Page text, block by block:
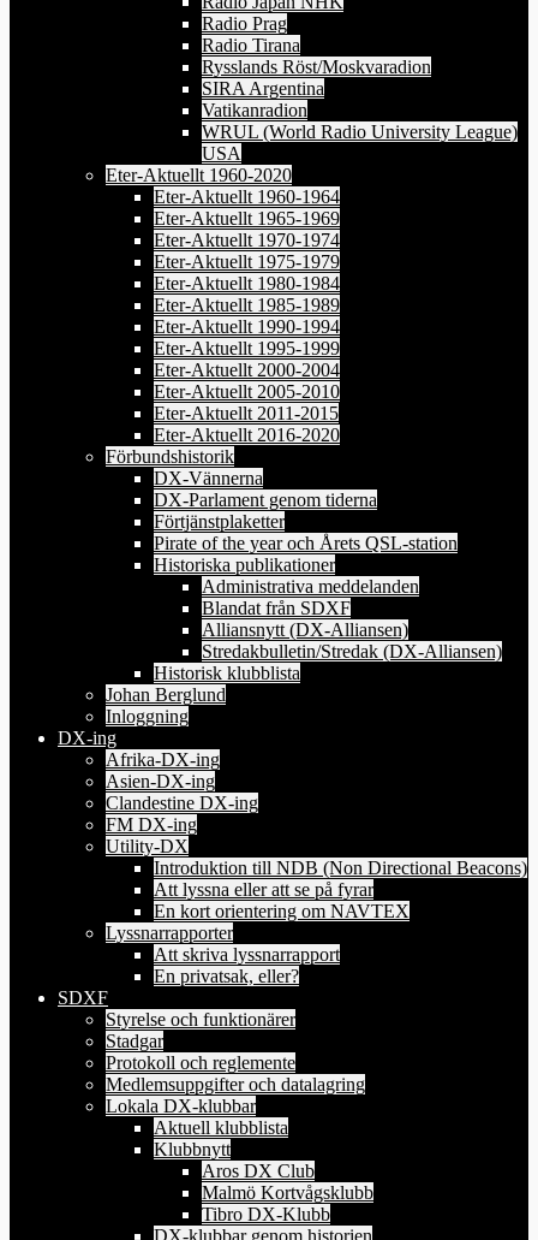
Radio Prag
Radio Tirana
Rysslands Röst/Moskvaradion
SIRA Argentina
Vatikanradion
WRUL (World Radio University League)
USA
Eter-Aktuellt 1960-2020
Eter-Aktuellt 1960-1964
Eter-Aktuellt 1965-1969
Eter-Aktuellt 1970-1974
Eter-Aktuellt 1975-1979
Eter-Aktuellt 1980-1984
Eter-Aktuellt 1985-1989
Eter-Aktuellt 1990-1994
Eter-Aktuellt 1995-1999
Eter-Aktuellt 2000-2004
Eter-Aktuellt 2005-2010
Eter-Aktuellt 2011-2015
Eter-Aktuellt 2016-2020
Förbundshistorik
DX-Vännerna
DX-Parlament genom tiderna
Förtjänstplaketter
Pirate of the year och Årets QSL-station
Historiska publikationer
Administrativa meddelanden
Blandat från SDXF
Alliansnytt (DX-Alliansen)
Stredakbulletin/Stredak (DX-Alliansen)
Historisk klubblista
Johan Berglund
Inloggning
DX-ing
Afrika-DX-ing
Asien-DX-ing
Clandestine DX-ing
FM DX-ing
Utility-DX
Introduktion till NDB (Non Directional Beacons)
Att lyssna eller att se på fyrar
En kort orientering om NAVTEX
Lyssnarrapporter
Att skriva lyssnarrapport
En privatsak, eller?
SDXF
Styrelse och funktionärer
Stadgar
Protokoll och reglemente
Medlemsuppgifter och datalagring
Lokala DX-klubbar
Aktuell klubblista
Klubbnytt
Aros DX Club
Malmö Kortvågsklubb
Tibro DX-Klubb
DX-klubbar genom historien